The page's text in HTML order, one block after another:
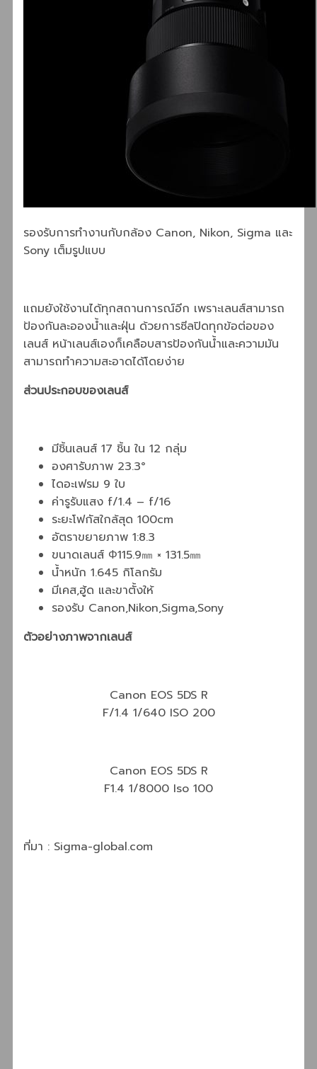
รองรับการทำงานกับกล้อง Canon, Nikon, Sigma และ
Sony เต็มรูปแบบ
แถมยังใช้งานได้ทุกสถานการณ์อีก เพราะเลนส์สามารถ
ป้องกันละอองน้ำและฝุ่น ด้วยการซีลปิดทุกข้อต่อของ
เลนส์ หน้าเลนส์เองก็เคลือบสารป้องกันน้ำและความมัน
สามารถทำความสะอาดได้โดยง่าย
ส่วนประกอบของเลนส์
มีชิ้นเลนส์ 17 ชิ้น ใน 12 กลุ่ม
องศารับภาพ 23.3°
ไดอะเฟรม 9 ใบ
ค่ารูรับแสง f/1.4 – f/16
ระยะโฟกัสใกล้สุด 100cm
อัตราขยายภาพ 1:8.3
ขนาดเลนส์ Φ115.9㎜ × 131.5㎜
น้ำหนัก 1.645 กิโลกรัม
มีเคส,ฮู้ด และขาตั้งให้
รองรับ Canon,Nikon,Sigma,Sony
ตัวอย่างภาพจากเลนส์
Canon EOS 5DS R
F/1.4 1/640 ISO 200
Canon EOS 5DS R
F1.4 1/8000 Iso 100
ที่มา : Sigma-global.com